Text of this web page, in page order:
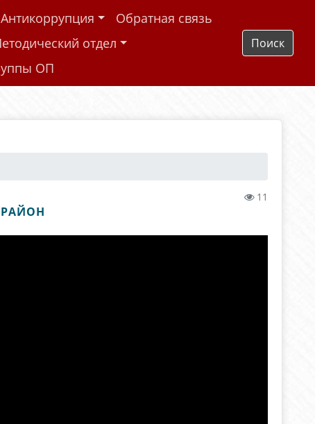
Антикоррупция
Обратная связь
отдел
ОП
Поиск
11